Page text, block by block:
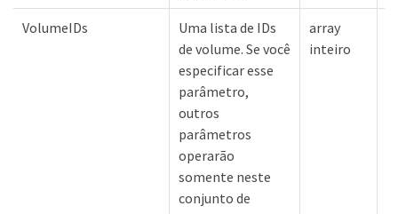
VolumeIDs
Uma lista de IDs
de volume. Se você
especificar esse
parâmetro,
outros
parâmetros
operarão
somente neste
conjunto de
array
inteiro